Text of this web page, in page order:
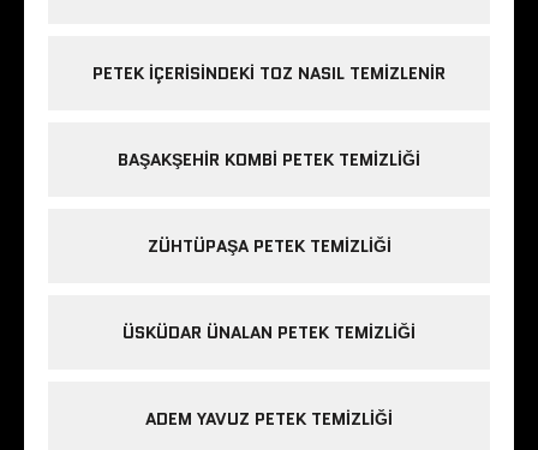
PETEK IÇERISINDEKI TOZ NASIL TEMIZLENIR
BAŞAKŞEHIR KOMBI PETEK TEMIZLIĞI
ZÜHTÜPAŞA PETEK TEMIZLIĞI
ÜSKÜDAR ÜNALAN PETEK TEMIZLIĞI
ADEM YAVUZ PETEK TEMIZLIĞI